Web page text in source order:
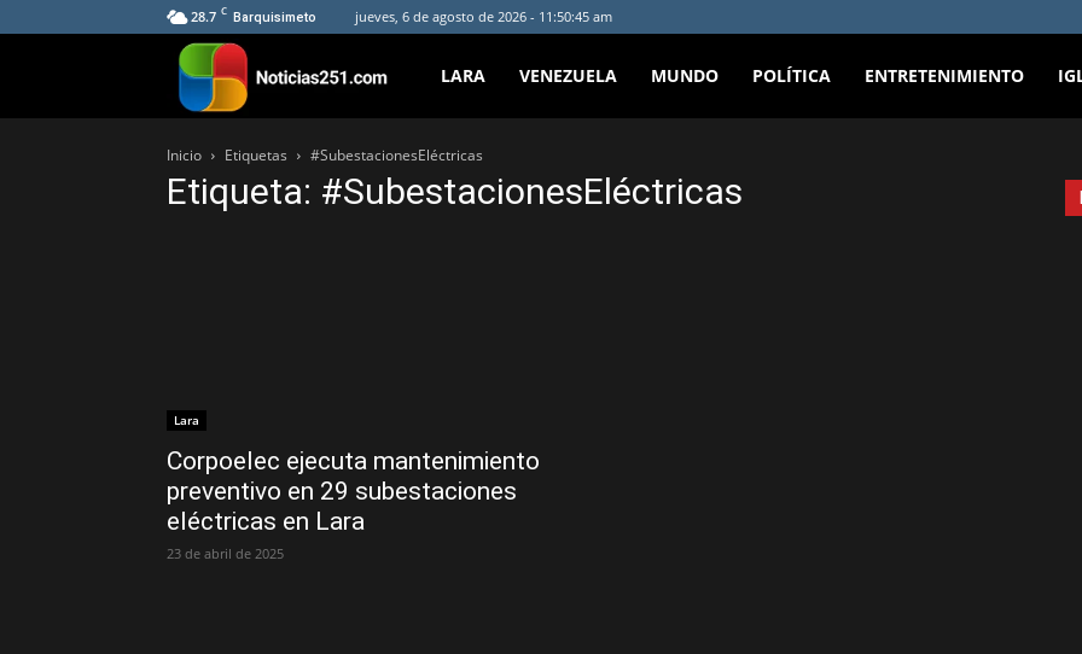
28.7 C Barquisimeto jueves, 6 de agosto de 2026 - 11:50:45 am
Noticias251
LARA VENEZUELA MUNDO POLÍTICA ENTRETENIMIENTO
Inicio Etiquetas #SubestacionesEléctricas
Etiqueta: #SubestacionesEléctricas
Lara
Corpoelec ejecuta mantenimiento
preventivo en 29 subestaciones
eléctricas en Lara
23 de abril de 2025